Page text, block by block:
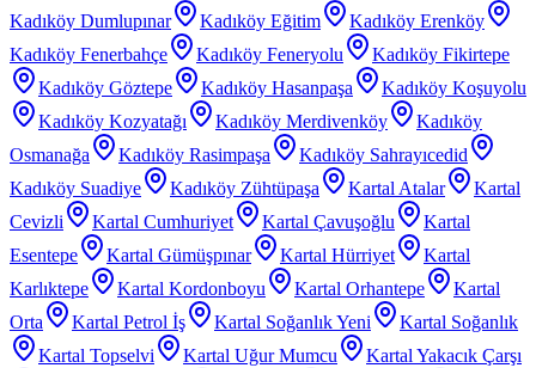
Kadıköy Dumlupınar
Kadıköy Eğitim
Kadıköy Erenköy
Kadıköy Fenerbahçe
Kadıköy Feneryolu
Kadıköy Fikirtepe
Kadıköy Göztepe
Kadıköy Hasanpaşa
Kadıköy Koşuyolu
Kadıköy Kozyatağı
Kadıköy Merdivenköy
Kadıköy
Osmanağa
Kadıköy Rasimpaşa
Kadıköy Sahrayıcedid
Kadıköy Suadiye
Kadıköy Zühtüpaşa Kartal Atalar
Kartal
Cevizli
Kartal Cumhuriyet Kartal Çavuşoğlu
Kartal
Esentepe
Kartal Gümüşpınar Kartal Hürriyet
Kartal
Karlıktepe
Kartal Kordonboyu Kartal Orhantepe
Kartal
Orta
Kartal Petrol İş Kartal Soğanlık Yeni
Kartal Soğanlık
Kartal Topselvi
Kartal Uğur Mumcu
Kartal Yakacık Çarşı